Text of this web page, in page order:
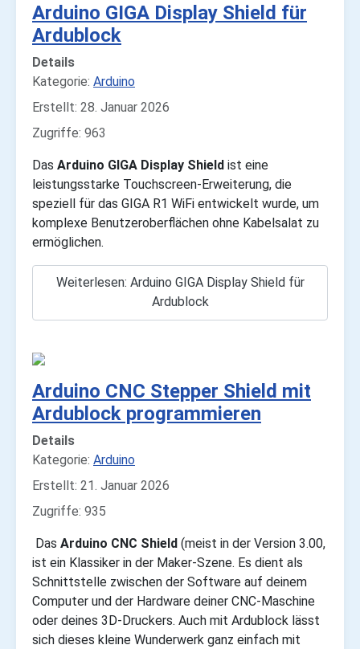
Arduino GIGA Display Shield für
Ardublock
Details
Kategorie: Arduino
Erstellt: 28. Januar 2026
Zugriffe: 963
Das Arduino GIGA Display Shield ist eine
leistungsstarke Touchscreen-Erweiterung, die
speziell für das GIGA R1 WiFi entwickelt wurde, um
komplexe Benutzeroberflächen ohne Kabelsalat zu
ermöglichen.
Weiterlesen: Arduino GIGA Display Shield für
Ardublock
Arduino CNC Stepper Shield mit
Ardublock programmieren
Details
Kategorie: Arduino
Erstellt: 21. Januar 2026
Zugriffe: 935
Das Arduino CNC Shield (meist in der Version 3.00,
ist ein Klassiker in der Maker-Szene. Es dient als
Schnittstelle zwischen der Software auf deinem
Computer und der Hardware deiner CNC-Maschine
oder deines 3D-Druckers. Auch mit Ardublock lässt
sich dieses kleine Wunderwerk ganz einfach mit